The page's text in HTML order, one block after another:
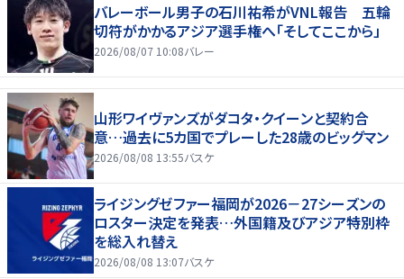
バレーボール男子の石川祐希がVNL報告 五輪
切符がかかるアジア選手権へ「そしてここから」
2026/08/07 10:08バレー
山形ワイヴァンズがダコタ・クイーンと契約合
意…過去に5カ国でプレーした28歳のビッグマン
2026/08/08 13:55バスケ
ライジングゼファー福岡が2026－27シーズンの
ロスター決定を発表…外国籍及びアジア特別枠
を総入れ替え
2026/08/08 13:07バスケ